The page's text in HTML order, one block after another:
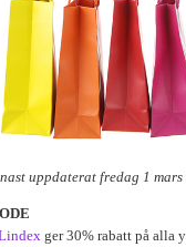
uppdaterat fredag 1 mars
ger 30% rabatt på alla